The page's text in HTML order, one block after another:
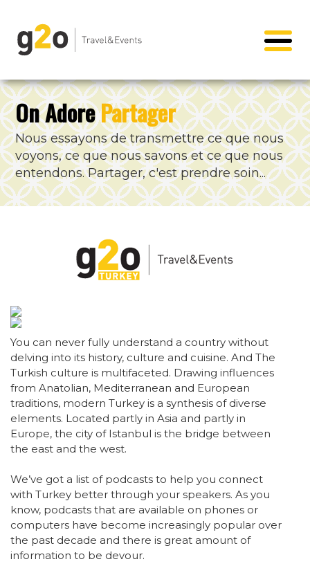
On AdorePartager
Nous essayons de transmettre ce que nous
voyons, ce que nous savons et ce que nous
entendons. Partager, c'est prendre soin...